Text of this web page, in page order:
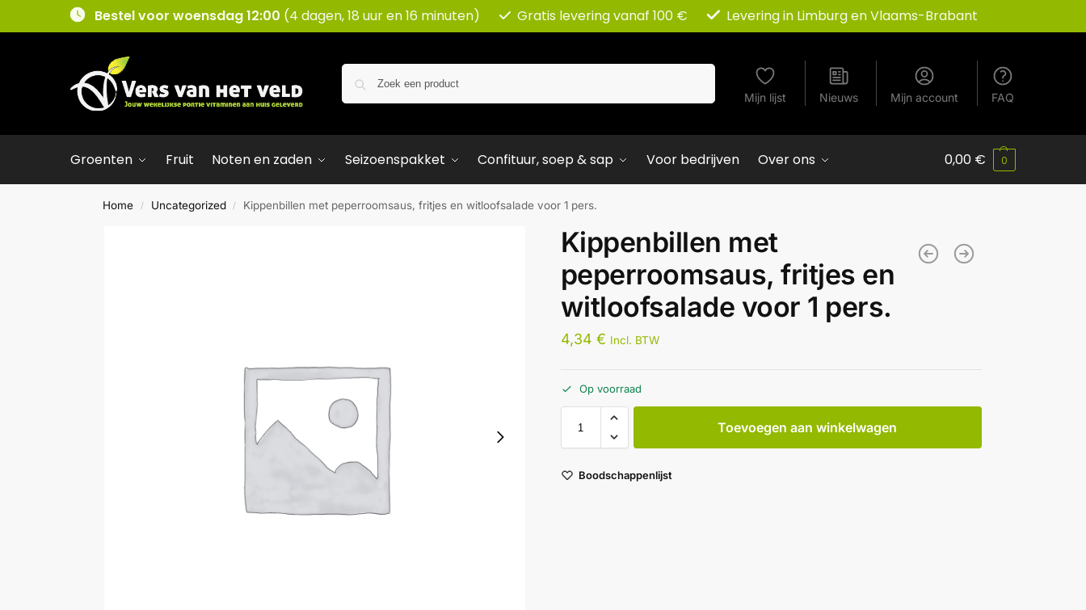
Bestel voor woensdag 12:00 (4 dagen, 18 uur en 16 minuten) Gratis levering vanaf 100 € Levering in Limburg en Vlaams-Brabant
Mijn lijst Nieuws Mijn account FAQ
Groenten Fruit Noten en zaden Seizoenspakket Confituur, soep & sap Voor bedrijven Over ons 0,00 € 0
Home / Uncategorized / Kippenbillen met peperroomsaus, fritjes en witloofsalade voor 1 pers.
Kippenbillen met
peperroomsaus, fritjes en
witloofsalade voor 1 pers.
4,34 € Incl. BTW
Op voorraad
Toevoegen aan winkelwagen
Boodschappenlijst